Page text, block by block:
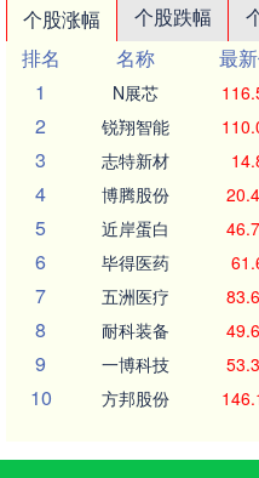
个股涨幅 个股跌幅
排名
名称 最
1
N展芯
2 锐翔智能
3 志特新材
4 博腾股份
5 近岸蛋白
6 毕得医药
7 五洲医疗
8 耐科装备
9 一博科技
10 方邦股份